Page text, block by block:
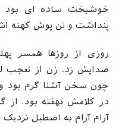
خوشبخت ساده ای بود
پنداشت و تن پوش کهنه
روزی از روزها همسر
صدایش زد. زن از تعجب
چون سخن آشنا گرم بود و
در کلامش نهفته بود.
آرام آرام به اصطبل